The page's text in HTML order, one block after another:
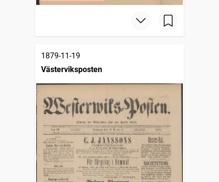
1879-11-19
Västerviksposten